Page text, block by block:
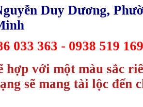
Duy Dương,
033 363 - 0938 519
hợp với một màu sắc
sẽ mang tài lộc đến